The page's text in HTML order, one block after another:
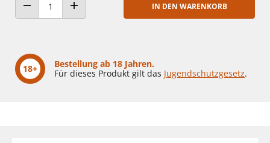
ANZAHL VERRINGERNANZAHL ERHÖHEN
IN DEN WARENKORB
18+
Bestellung ab 18 Jahren.
Für dieses Produkt gilt das Jugendschutzgesetz.